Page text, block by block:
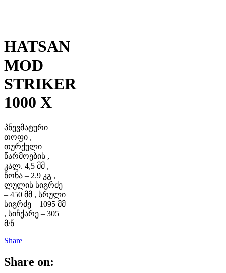
HATSAN
MOD
STRIKER
1000 X
პნევმატური
თოფი ,
თურქული
წარმოების ,
კალ. 4,5 მმ ,
წონა – 2.9 კგ ,
ლულის სიგრძე
– 450 მმ , სრული
სიგრძე – 1095 მმ
, სიჩქარე – 305
მ/წ
Share
Share on: